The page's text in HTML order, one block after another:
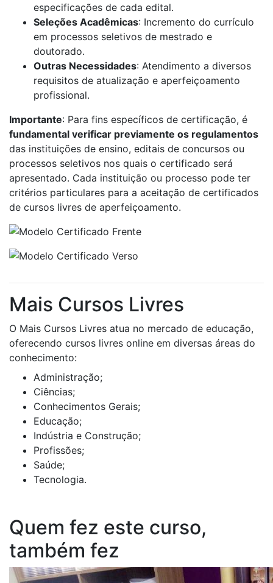
especificações de cada edital.
Seleções Acadêmicas: Incremento do currículo
em processos seletivos de mestrado e
doutorado.
Outras Necessidades: Atendimento a diversos
requisitos de atualização e aperfeiçoamento
profissional.
Importante: Para fins específicos de certificação, é
fundamental verificar previamente os regulamentos
das instituições de ensino, editais de concursos ou
processos seletivos nos quais o certificado será
apresentado. Cada instituição ou processo pode ter
critérios particulares para a aceitação de certificados
de cursos livres de aperfeiçoamento.
Mais Cursos Livres
O Mais Cursos Livres atua no mercado de educação,
oferecendo cursos livres online em diversas áreas do
conhecimento:
Administração;
Ciências;
Conhecimentos Gerais;
Educação;
Indústria e Construção;
Profissões;
Saúde;
Tecnologia.
Quem fez este curso,
também fez